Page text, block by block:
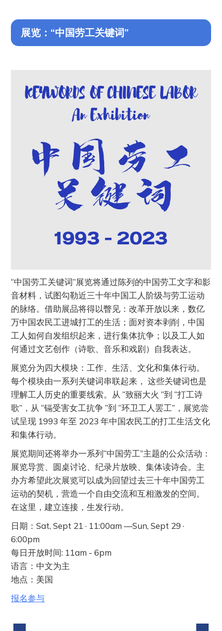
展览：“中国劳工关键词”
“中国劳工关键词”展览将通过陈列的中国劳工文字和影
音材料，试图勾勒近三十年中国工人阶级与劳工运动
的脉络。借助展品将得以瞥见：改革开放以来，数亿
万中国农民工进城打工的生活；面对资本剥削，中国
工人如何自发组织起来，进行集体抗争；以及工人如
何通过文艺创作（诗歌、音乐和戏剧）自我表达。
展览分为四大模块：工作、生活、文化和集体行动。
每个模块由一系列关键词串联起来， 这些关键词也是
理解工人历史的重要线索。从 “致丽大火 ”到 “打工诗
歌”，从 “镉受害女工抗争 ”到 “环卫工人罢工”，展览尝
试呈现 1993 年至 2023 年中国农民工的打工生活文化
和集体行动。
展览期间还将举办一系列“中国劳工”主题的公众活动：
展览导赏、圆桌讨论、纪录片放映、集体读诗会。主
办方希望此次展览可以成为回望过去三十年中国劳工
运动的契机，营造一个自由交流和互相激发的空间。
在这里，建立连接，生发行动。
日期：Sat, Sept 21 · 11:00am —Sun, Sept 29 ·
6:00pm
每日开放时间: 11am - 6pm
语言：中文为主
地点：美国
报名参与